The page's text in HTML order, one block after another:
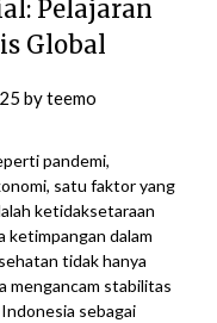
Pelajaran
Global
byteemo
pandemi,
satu faktor yang
ketidaksetaraan
ketimpangan dalam
tidak hanya
mengancam stabilitas
sebagai